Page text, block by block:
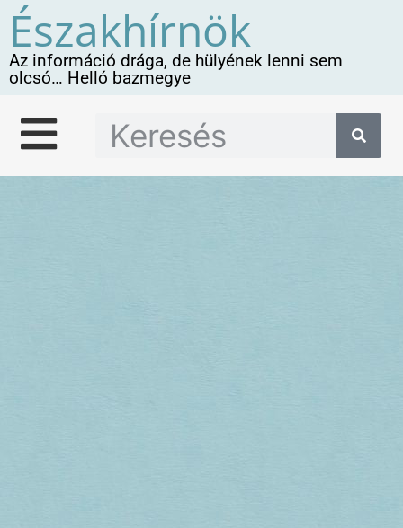
Északhírnök
Az információ drága, de hülyének lenni sem
olcsó… Helló bazmegye